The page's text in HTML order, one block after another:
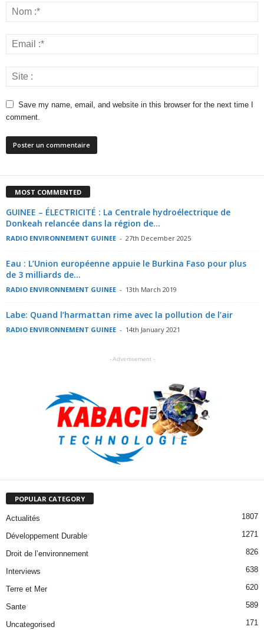
Save my name, email, and website in this browser for the next time I
comment.
MOST COMMENTED
GUINEE – ÉLECTRICITÉ : La Centrale hydroélectrique de
Donkeah relancée dans la région de...
RADIO ENVIRONNEMENT GUINEE - 27th December 2025
Eau : L’Union européenne appuie le Burkina Faso pour plus
de 3 milliards de...
RADIO ENVIRONNEMENT GUINEE - 13th March 2019
Labe: Quand l’harmattan rime avec la pollution de l’air
RADIO ENVIRONNEMENT GUINEE - 14th January 2021
- Advertisement -
POPULAR CATEGORY
Actualités 1807
Développement Durable 1271
Droit de l’environnement 826
Interviews 638
Terre et Mer 620
Sante 589
Uncategorised 171